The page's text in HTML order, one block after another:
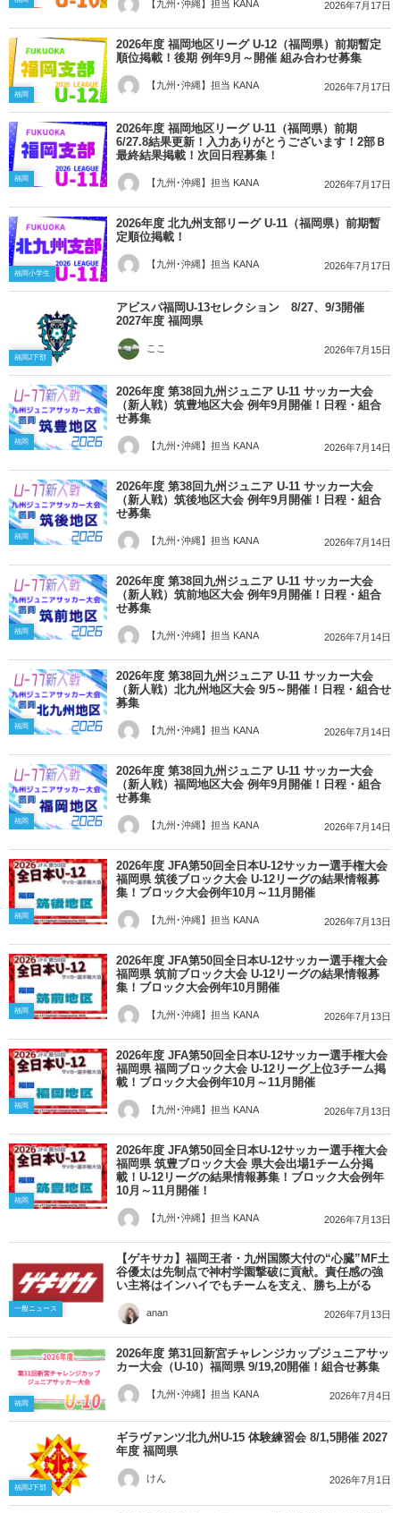
【九州･沖縄】担当 KANA 2026年7月17日
福岡
2026年度 福岡地区リーグ U-12（福岡県）前期暫定
順位掲載！後期 例年9月～開催 組み合わせ募集
【九州･沖縄】担当 KANA 2026年7月17日
福岡
2026年度 福岡地区リーグ U-11（福岡県）前期
6/27.8結果更新！入力ありがとうございます！2部Ｂ
最終結果掲載！次回日程募集！
【九州･沖縄】担当 KANA 2026年7月17日
福岡小学生
2026年度 北九州支部リーグ U-11（福岡県）前期暫
定順位掲載！
【九州･沖縄】担当 KANA 2026年7月17日
福岡J下部
アビスパ福岡U-13セレクション 8/27、9/3開催
2027年度 福岡県
ここ 2026年7月15日
福岡
2026年度 第38回九州ジュニア U-11 サッカー大会
（新人戦）筑豊地区大会 例年9月開催！日程・組合
せ募集
【九州･沖縄】担当 KANA 2026年7月14日
福岡
2026年度 第38回九州ジュニア U-11 サッカー大会
（新人戦）筑後地区大会 例年9月開催！日程・組合
せ募集
【九州･沖縄】担当 KANA 2026年7月14日
福岡
2026年度 第38回九州ジュニア U-11 サッカー大会
（新人戦）筑前地区大会 例年9月開催！日程・組合
せ募集
【九州･沖縄】担当 KANA 2026年7月14日
福岡
2026年度 第38回九州ジュニア U-11 サッカー大会
（新人戦）北九州地区大会 9/5～開催！日程・組合せ
募集
【九州･沖縄】担当 KANA 2026年7月14日
福岡
2026年度 第38回九州ジュニア U-11 サッカー大会
（新人戦）福岡地区大会 例年9月開催！日程・組合
せ募集
【九州･沖縄】担当 KANA 2026年7月14日
福岡
2026年度 JFA第50回全日本U-12サッカー選手権大会
福岡県 筑後ブロック大会 U-12リーグの結果情報募
集！ブロック大会例年10月～11月開催
【九州･沖縄】担当 KANA 2026年7月13日
福岡
2026年度 JFA第50回全日本U-12サッカー選手権大会
福岡県 筑前ブロック大会 U-12リーグの結果情報募
集！ブロック大会例年10月開催
【九州･沖縄】担当 KANA 2026年7月13日
福岡
2026年度 JFA第50回全日本U-12サッカー選手権大会
福岡県 福岡ブロック大会 U-12リーグ上位3チーム掲
載！ブロック大会例年10月～11月開催
【九州･沖縄】担当 KANA 2026年7月13日
福岡
2026年度 JFA第50回全日本U-12サッカー選手権大会
福岡県 筑豊ブロック大会 県大会出場1チーム分掲
載！U-12リーグの結果情報募集！ブロック大会例年
10月～11月開催！
【九州･沖縄】担当 KANA 2026年7月13日
一般ニュース
【ゲキサカ】福岡王者・九州国際大付の“心臓”MF土
谷優太は先制点で神村学園撃破に貢献。責任感の強
い主将はインハイでもチームを支え、勝ち上がる
anan 2026年7月13日
福岡
2026年度 第31回新宮チャレンジカップジュニアサッ
カー大会（U-10）福岡県 9/19,20開催！組合せ募集
【九州･沖縄】担当 KANA 2026年7月4日
福岡J下部
ギラヴァンツ北九州U-15 体験練習会 8/1,5開催 2027
年度 福岡県
けん 2026年7月1日